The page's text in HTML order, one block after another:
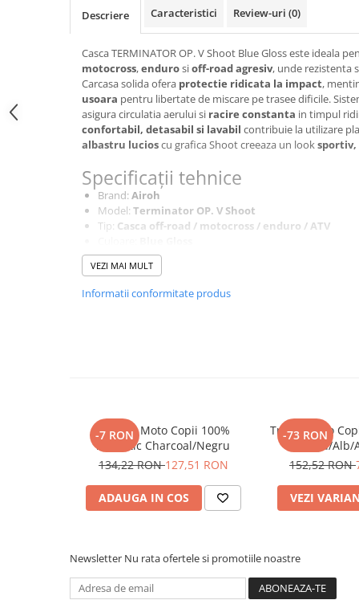
ATV COPII
MOTO COPII
CROSS ENDURO
Descriere Caracteristici Review-uri (0)
Casca TERMINATOR OP. V Shoot Blue Gloss este ideala
motocross,endurosioff-road agresiv, unde rezistenta
Carcasa solida ofera protectie ridicata la impact,
usoara pentru libertate de miscare pe trasee dificile.
asigura circulatia aerului si racire constanta in timpul
confortabil, detasabil si lavabil contribuie la utilizare
albastru lucioscu grafica Shoot creeaza un looksportiv,
Specificații tehnice
Brand:Airoh
Model: Terminator OP. V Shoot
Tip: Casca off-road / motocross / enduro / ATV
Marime:XL
Constructie: Carcasa rezistenta si usoara pentru
Interior:
Detasabil si lavabil, material respirabil
Ventilatie:Sistem optimizat cu flux mare de aer
VEZI MAI MULT
Informatii conformitate produs
-7 RON
Mănuși Moto Copii 100%
Airmatic Charcoal/Negru
134,22 RON127,51 RON
ADAUGA IN COS
-73 RON
Tricou Moto
Roșu/
152,52 RON
VEZI
Newsletter Nu rata ofertele si promotiile noastre